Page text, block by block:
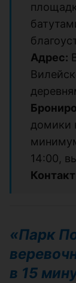
Адрес:
домики
14:00,
«Парк
в 15